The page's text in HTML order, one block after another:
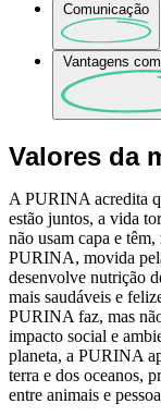
Comunicação
Vantagens
Valores da
A PURINA acredita
estão juntos, a vida
não usam capa e
PURINA, movida
desenvolve nutrição
mais saudáveis e
PURINA faz, mas
impacto social e
planeta, a PURINA
terra e dos oceanos,
entre animais e